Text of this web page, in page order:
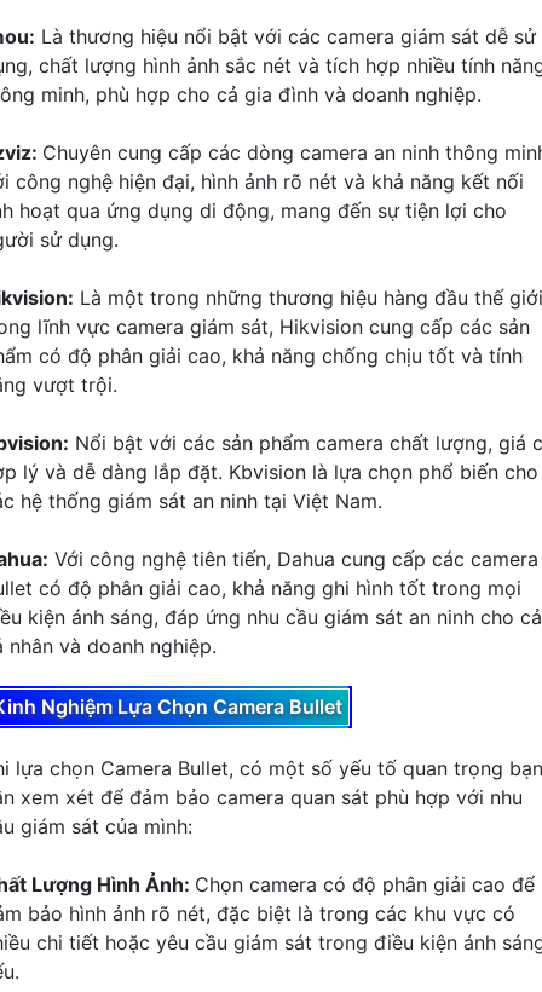
Là thương hiệu nổi bật với các camera giám sát dễ sử
chất lượng hình ảnh sắc nét và tích hợp nhiều tính
minh, phù hợp cho cả gia đình và doanh nghiệp.
Chuyên cung cấp các dòng camera an ninh thông
công nghệ hiện đại, hình ảnh rõ nét và khả năng kết nối
hoạt qua ứng dụng di động, mang đến sự tiện lợi cho
sử dụng.
Là một trong những thương hiệu hàng đầu thế giới
lĩnh vực camera giám sát, Hikvision cung cấp các sản
có độ phân giải cao, khả năng chống chịu tốt và tính
vượt trội.
Nổi bật với các sản phẩm camera chất lượng, giá
lý và dễ dàng lắp đặt. Kbvision là lựa chọn phổ biến cho
hệ thống giám sát an ninh tại Việt Nam.
Với công nghệ tiên tiến, Dahua cung cấp các camera
có độ phân giải cao, khả năng ghi hình tốt trong mọi
kiện ánh sáng, đáp ứng nhu cầu giám sát an ninh cho cả
nhân và doanh nghiệp.
Nghiệm Lựa Chọn Camera Bullet
lựa chọn Camera Bullet, có một số yếu tố quan trọng bạn
xem xét để đảm bảo camera quan sát phù hợp với nhu
giám sát của mình:
Lượng Hình Ảnh: Chọn camera có độ phân giải cao để
bảo hình ảnh rõ nét, đặc biệt là trong các khu vực có
chi tiết hoặc yêu cầu giám sát trong điều kiện ánh